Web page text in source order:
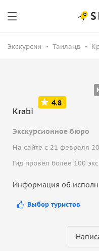
Экскурсии Таиланд
Krabi
4.8
Экскурсионное бюро
На сайте с 21 февраля
Гид провёл более 100
Информация об
Выбор туристов